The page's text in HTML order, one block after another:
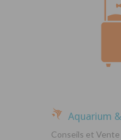
Aquarium
Conseils et Vente